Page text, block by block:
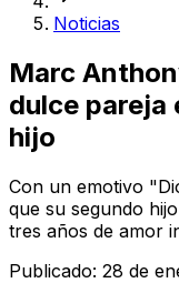
Noticias
Marc
dulce pareja
hijo
Con un emotivo
que su segundo
tres años de amor
Publicado: 28 de